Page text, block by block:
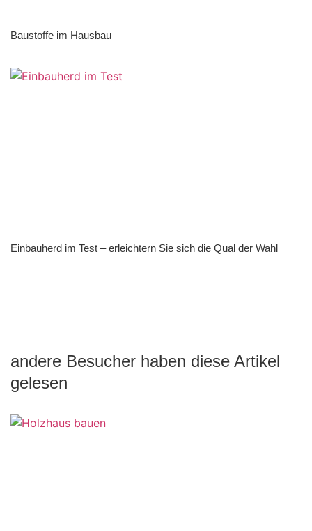
Baustoffe im Hausbau
Einbauherd im Test – erleichtern Sie sich die Qual der Wahl
andere Besucher haben diese Artikel
gelesen